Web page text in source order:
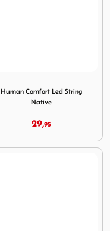
Human Comfort Led String
Native
29,95